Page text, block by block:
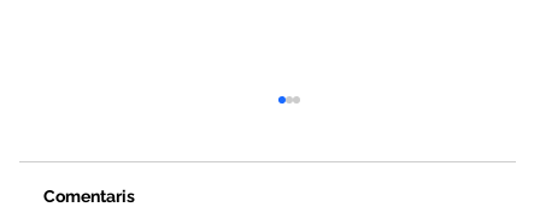
Comentaris